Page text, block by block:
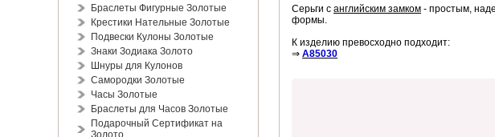
Браслеты Фигурные Золотые
Крестики Нательные Золотые
Подвески Кулоны Золотые
Знаки Зодиака Золото
Шнуры для Кулонов
Самородки Золотые
Часы Золотые
Браслеты для Часов Золотые
Подарочный Сертификат на
Золото
Серьги с английским замком - простым,
формы.
К изделию превосходно подходит:
⇒ A85030